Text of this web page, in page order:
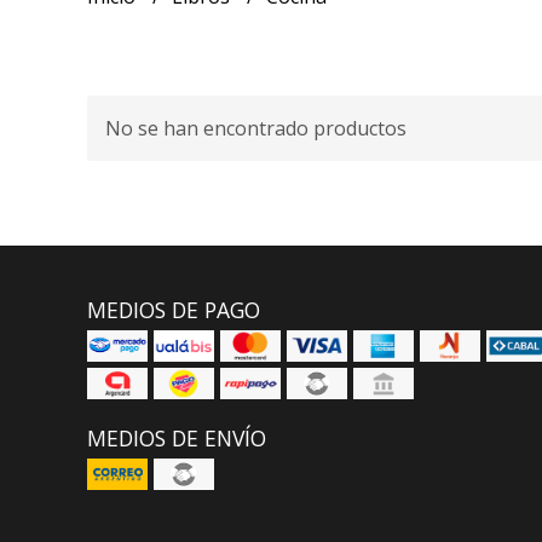
No se han encontrado productos
MEDIOS DE PAGO
MEDIOS DE ENVÍO